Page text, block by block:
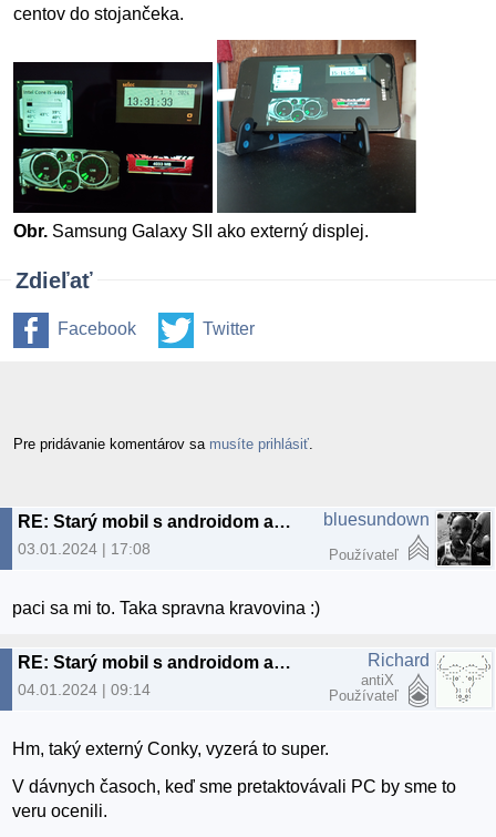
centov do stojančeka.
Obr. Samsung Galaxy SII ako externý displej.
Zdieľať
Facebook Twitter
Pre pridávanie komentárov sa musíte prihlásiť
RE: Starý mobil s androidom ako externý LCD panel
03.01.2024 | 17:08
bluesundown
Používateľ
paci sa mi to. Taka spravna kravovina :)
RE: Starý mobil s androidom ako externý LCD panel
04.01.2024 | 09:14
Richard
antiX
Používateľ
Hm, taký externý Conky, vyzerá to super.
V dávnych časoch, keď sme pretaktovávali PC by sme to
veru ocenili.